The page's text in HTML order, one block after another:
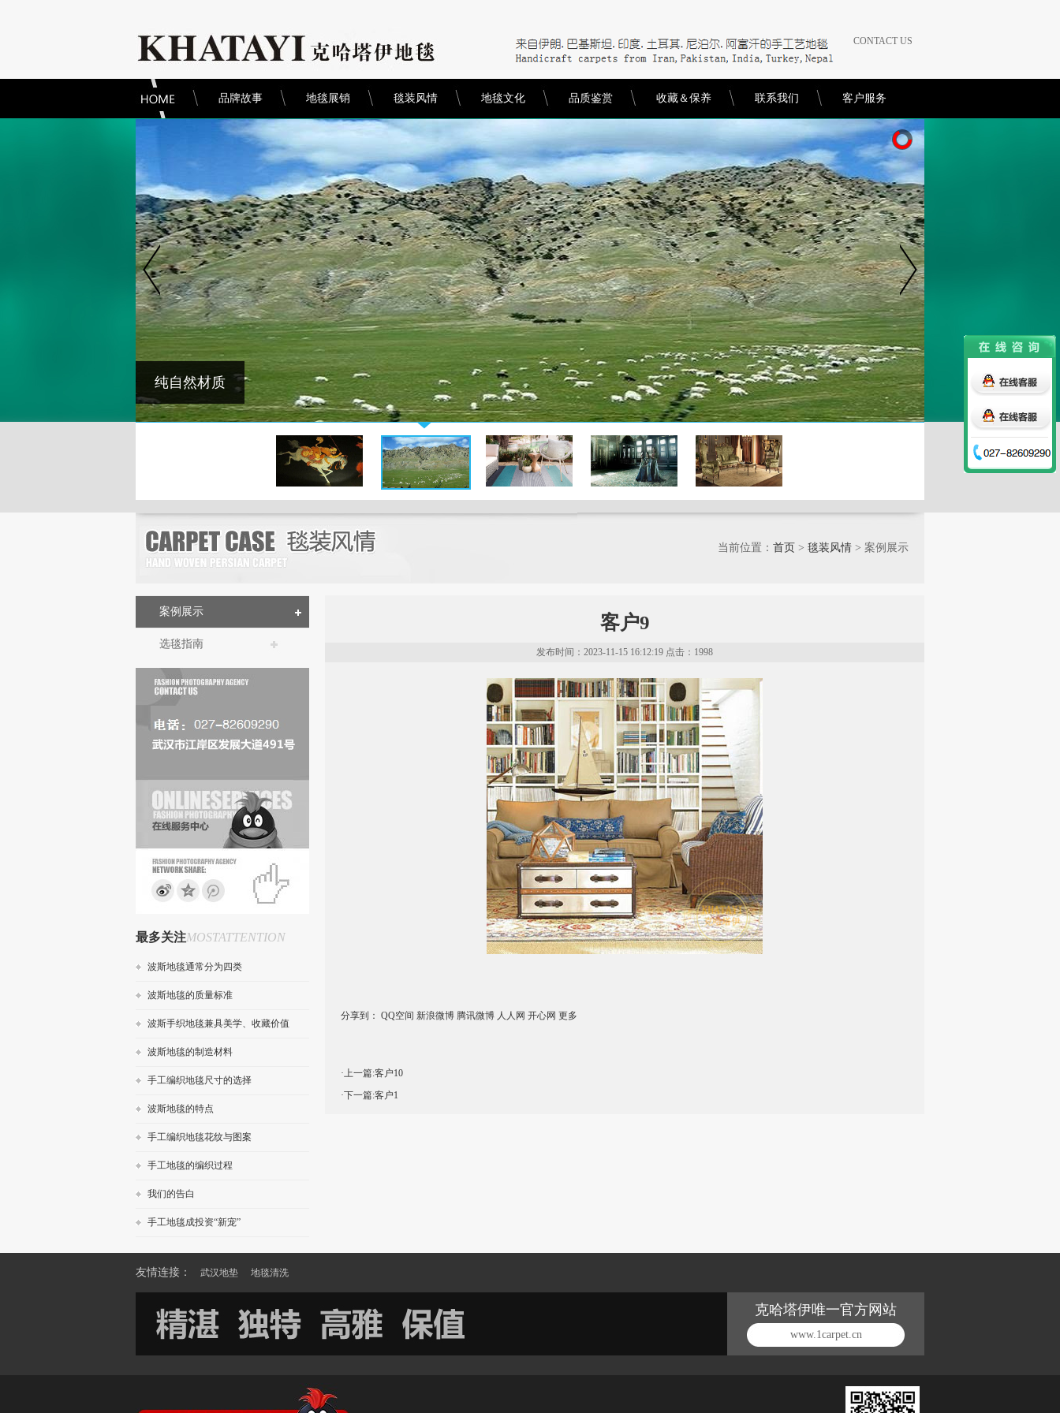
CONTACT US
品牌故事 地毯展销 毯装风情 地毯文化 品质鉴赏 收藏＆保养 联系我们 客户服务
纯自然材质
当前位置： 首页 > 毯装风情 > 案例展示
案例展示
选毯指南
最多关注MOSTATTENTION
波斯地毯通常分为四类
波斯地毯的质量标准
波斯手织地毯兼具美学、收藏价值
波斯地毯的制造材料
手工编织地毯尺寸的选择
波斯地毯的特点
手工编织地毯花纹与图案
手工地毯的编织过程
我们的告白
手工地毯成投资“新宠”
客户9
发布时间：2023-11-15 16:12:19 点击：1998
分享到： QQ空间 新浪微博 腾讯微博 人人网 开心网 更多
·上一篇:客户10
·下一篇:客户1
友情连接： 武汉地垫 地毯清洗
克哈塔伊唯一官方网站
www.1carpet.cn